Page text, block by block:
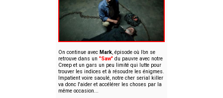
On continue avec Mark, épisode où l’on se
retrouve dans un "Saw" du pauvre avec notre
Creep et un gars un peu limité qui lutte pour
trouver les indices et à résoudre les énigmes.
Impatient voire saoulé, notre cher serial killer
va donc l'aider et accélérer les choses par la
même occasion...